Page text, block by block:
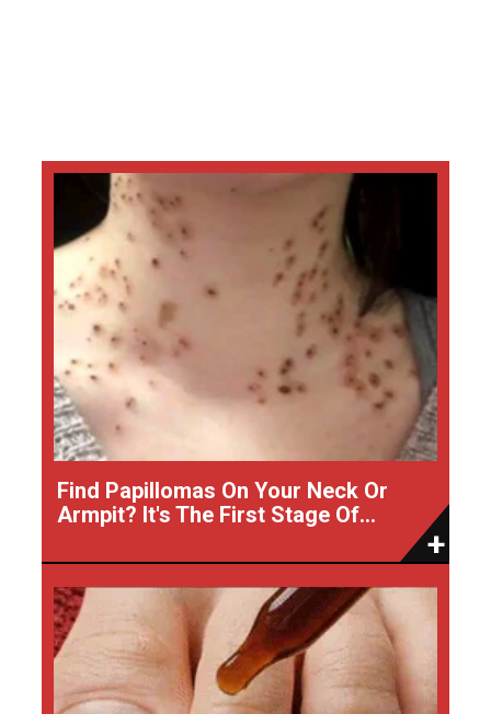
Find Papillomas On Your Neck Or
Armpit? It's The First Stage Of...